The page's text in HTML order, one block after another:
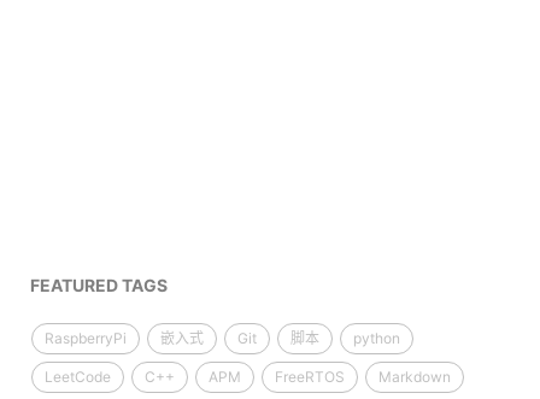
FEATURED TAGS
RaspberryPi 嵌入式 Git 脚本 python
LeetCode C++ APM FreeRTOS Markdown